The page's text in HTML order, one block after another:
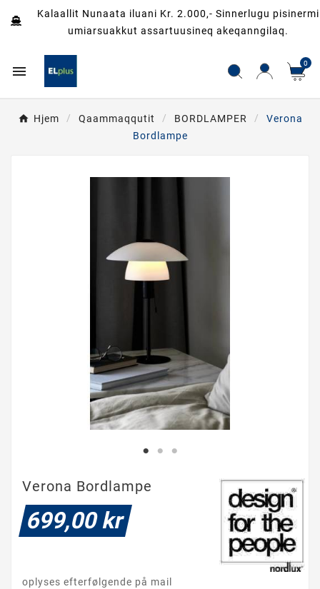
Kalaallit Nunaata iluani Kr. 2.000,- Sinnerlugu pisinermi
umiarsuakkut assartuusineq akeqanngilaq.
 0
Hjem Qaammaqqutit BORDLAMPER
Verona
Bordlampe
Verona Bordlampe
699,00 kr
oplyses efterfølgende på mail